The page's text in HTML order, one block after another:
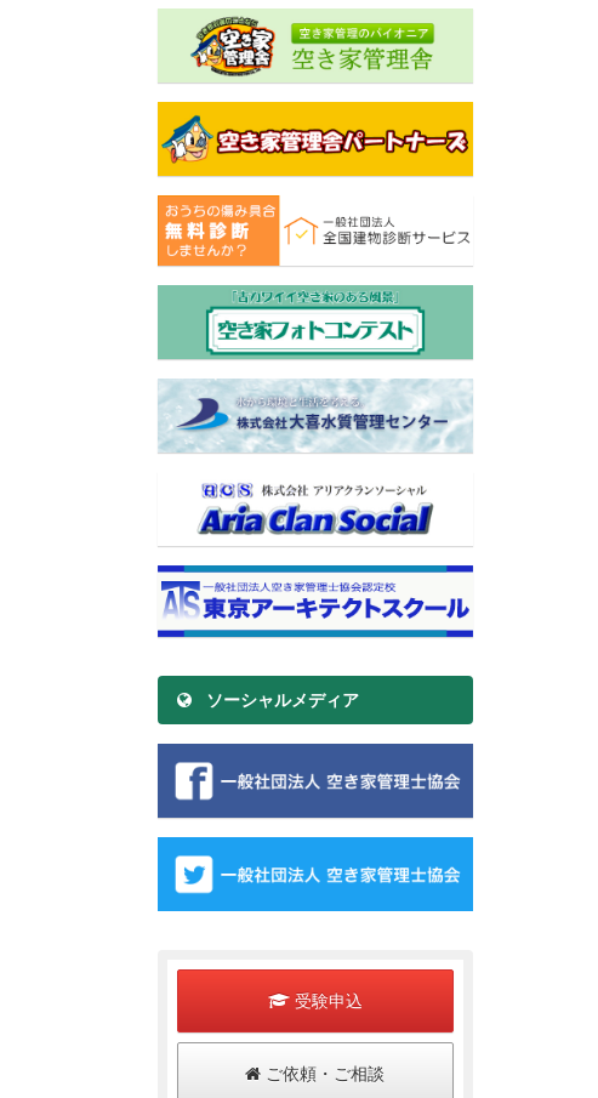
ソーシャルメディア
受験申込
ご依頼・ご相談